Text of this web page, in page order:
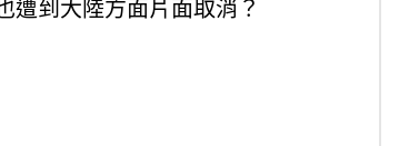
遭到大陸方面片面取消？